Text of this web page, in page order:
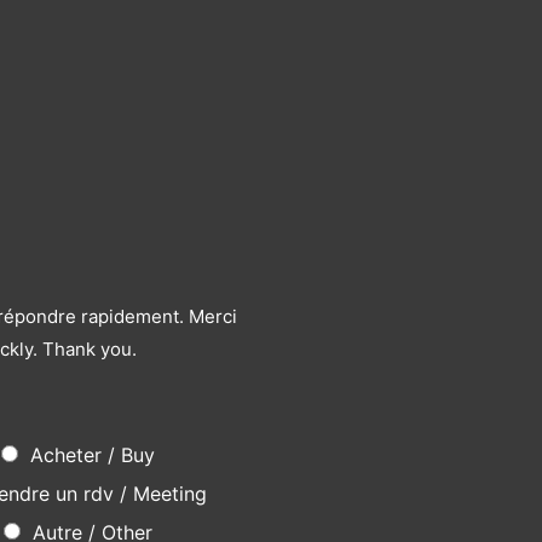
rapidement. Merci
Thank you.
Acheter / Buy
un rdv / Meeting
Autre / Other